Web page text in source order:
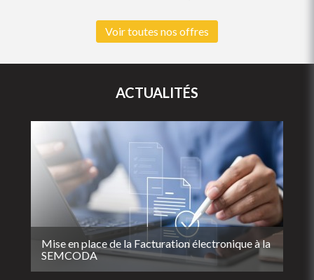
Voir toutes nos offres
ACTUALITÉS
Mise en place de la Facturation électronique à la
SEMCODA